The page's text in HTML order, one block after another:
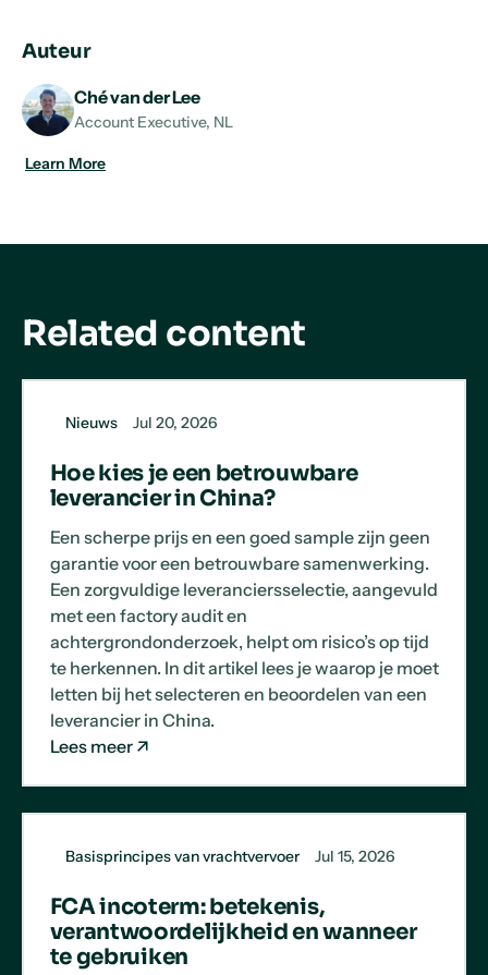
Auteur
Ché van der Lee
Account Executive, NL
Learn More
Related content
Nieuws Jul 20, 2026
Hoe kies je een betrouwbare
leverancier in China?
Een scherpe prijs en een goed sample zijn geen
garantie voor een betrouwbare samenwerking.
Een zorgvuldige leveranciersselectie, aangevuld
met een factory audit en
achtergrondonderzoek, helpt om risico’s op tijd
te herkennen. In dit artikel lees je waarop je moet
letten bij het selecteren en beoordelen van een
leverancier in China.
Lees meer
Basisprincipes van vrachtvervoer Jul 15, 2026
FCA incoterm: betekenis,
verantwoordelijkheid en wanneer
te gebruiken